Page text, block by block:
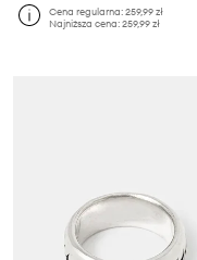
Cena regularna:259,99 zł
Najniższa cena:259,99 zł